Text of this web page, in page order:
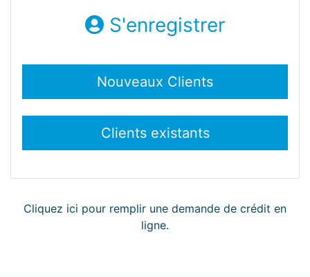
S'enregistrer
Cliquez ici pour remplir une demande de crédit en
ligne.